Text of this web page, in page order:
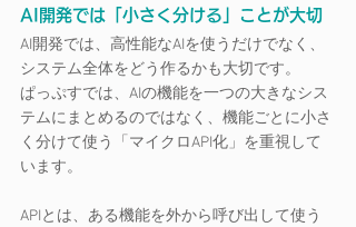
AI開発では「小さく分ける」ことが大切
AI開発では、高性能なAIを使うだけでなく、
システム全体をどう作るかも大切です。
ぱっぷすでは、AIの機能を一つの大きなシス
テムにまとめるのではなく、機能ごとに小さ
く分けて使う「マイクロAPI化」を重視して
います。
APIとは、ある機能を外から呼び出して使う